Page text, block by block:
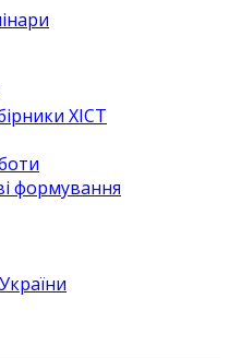
ХІСТ
формування